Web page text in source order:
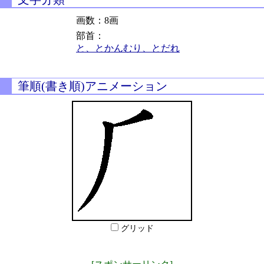
画数：8画
部首：
と、とかんむり、とだれ
筆順(書き順)アニメーション
グリッド